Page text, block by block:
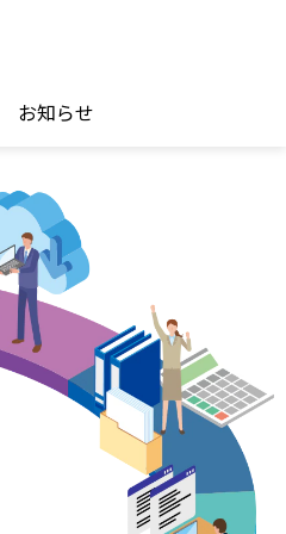
お知らせ